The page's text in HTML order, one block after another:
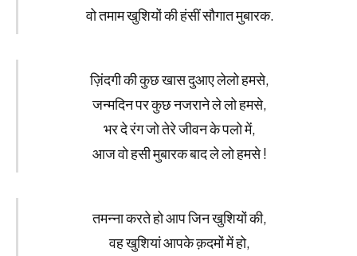
वो तमाम खुशियों की हंसीं सौगात मुबारक.
ज़िंदगी की कुछ खास दुआए लेलो हमसे,
जन्मदिन पर कुछ नजराने ले लो हमसे,
भर दे रंग जो तेरे जीवन के पलो में,
आज वो हसी मुबारक बाद ले लो हमसे !
तमन्ना करते हो आप जिन खुशियों की,
वह खुशियां आपके क़दमों में हो,